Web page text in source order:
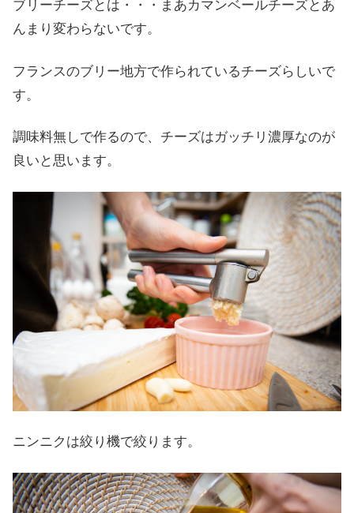
ブリーチーズとは・・・まあカマンベールチーズとあ
んまり変わらないです。
フランスのブリー地方で作られているチーズらしいで
す。
調味料無しで作るので、チーズはガッチリ濃厚なのが
良いと思います。
ニンニクは絞り機で絞ります。